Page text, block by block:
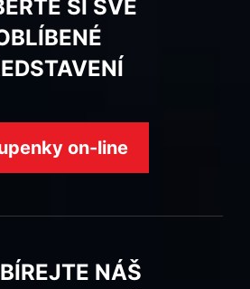
SI SVÉ
on-line
NÁŠ